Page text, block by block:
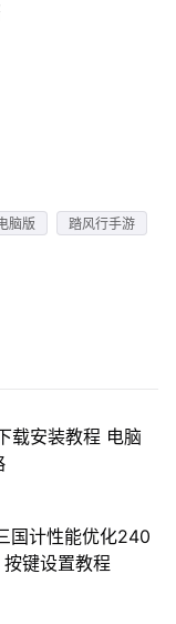
脑版
踏风行手游
载安装教程 电脑
国计性能优化240
键设置教程